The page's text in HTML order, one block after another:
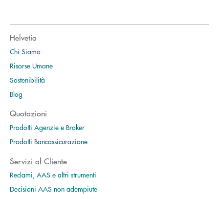
Helvetia
Chi Siamo
Risorse Umane
Sostenibilità
Blog
Quotazioni
Prodotti Agenzie e Broker
Prodotti Bancassicurazione
Servizi al Cliente
Reclami, AAS e altri strumenti
Decisioni AAS non adempiute